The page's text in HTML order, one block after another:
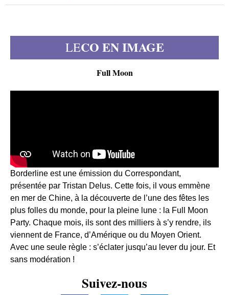
LECO EN IMAGE
Full Moon
Borderline est une émission du Correspondant,
présentée par Tristan Delus. Cette fois, il vous emmène
en mer de Chine, à la découverte de l’une des fêtes les
plus folles du monde, pour la pleine lune : la Full Moon
Party. Chaque mois, ils sont des milliers à s’y rendre, ils
viennent de France, d’Amérique ou du Moyen Orient.
Avec une seule règle : s’éclater jusqu’au lever du jour. Et
sans modération !
Suivez-nous